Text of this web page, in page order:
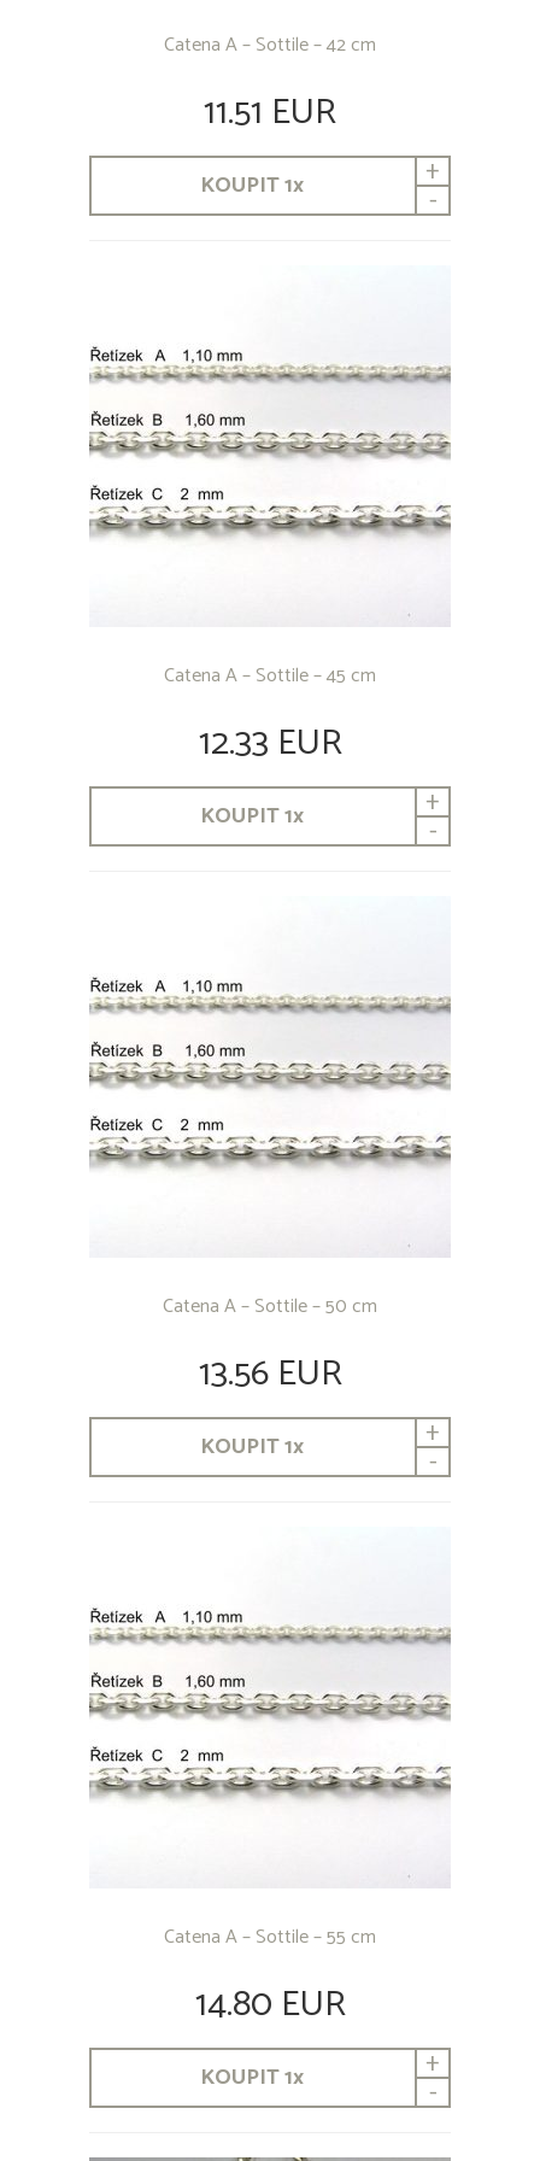
Catena A – Sottile – 42 cm
11.51 EUR
KOUPIT1x +
-
Catena A – Sottile – 45 cm
12.33 EUR
KOUPIT1x +
-
Catena A – Sottile – 50 cm
13.56 EUR
KOUPIT1x +
-
Catena A – Sottile – 55 cm
14.80 EUR
KOUPIT1x +
-